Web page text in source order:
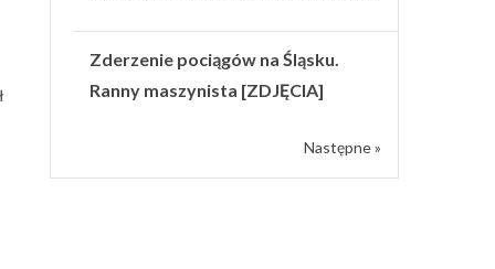
Zderzenie pociągów na Śląsku.
Ranny maszynista [ZDJĘCIA]
Następne »